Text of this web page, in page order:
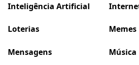
Inteligência Artificial
Loterias Memes
Mensagens
Música